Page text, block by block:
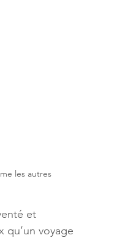
les autres
et
qu’un voyage